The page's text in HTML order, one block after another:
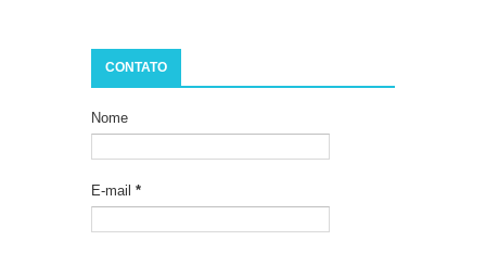
CONTATO
Nome
E-mail *